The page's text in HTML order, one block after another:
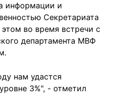
информации и
Секретариата
во время встречи с
департамента МВФ
нам удастся
3%", - отметил